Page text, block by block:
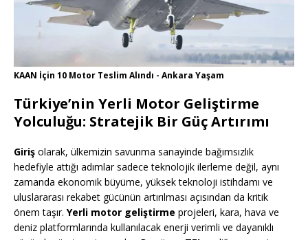
KAAN İçin 10 Motor Teslim Alındı - Ankara Yaşam
Türkiye’nin Yerli Motor Geliştirme
Yolculuğu: Stratejik Bir Güç Artırımı
Giriş olarak, ülkemizin savunma sanayinde bağımsızlık
hedefiyle attığı adımlar sadece teknolojik ilerleme değil, aynı
zamanda ekonomik büyüme, yüksek teknoloji istihdamı ve
uluslararası rekabet gücünün artırılması açısından da kritik
önem taşır. Yerli motor geliştirme projeleri, kara, hava ve
deniz platformlarında kullanılacak enerji verimli ve dayanıklı